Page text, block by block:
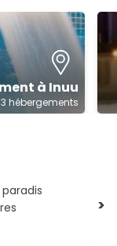
à Inuu
hébergements
>